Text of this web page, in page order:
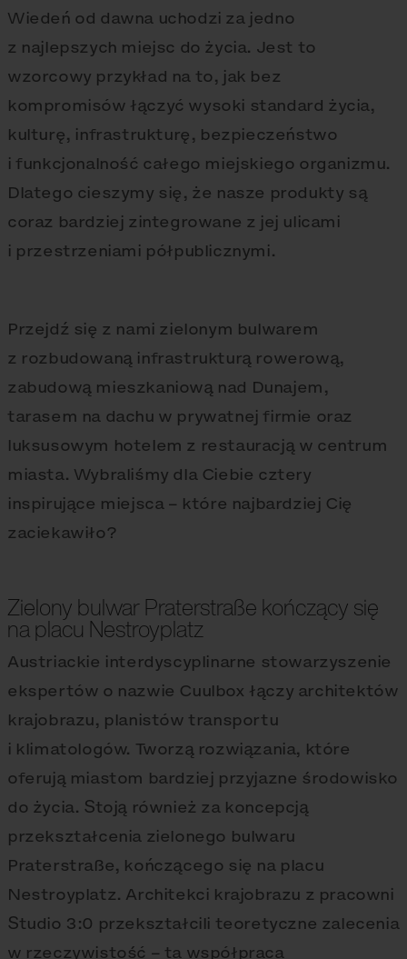
Wiedeń od dawna uchodzi za jedno
z najlepszych miejsc do życia. Jest to
wzorcowy przykład na to, jak bez
kompromisów łączyć wysoki standard życia,
kulturę, infrastrukturę, bezpieczeństwo
i funkcjonalność całego miejskiego organizmu.
Dlatego cieszymy się, że nasze produkty są
coraz bardziej zintegrowane z jej ulicami
i przestrzeniami półpublicznymi.
Przejdź się z nami zielonym bulwarem
z rozbudowaną infrastrukturą rowerową,
zabudową mieszkaniową nad Dunajem,
tarasem na dachu w prywatnej firmie oraz
luksusowym hotelem z restauracją w centrum
miasta. Wybraliśmy dla Ciebie cztery
inspirujące miejsca – które najbardziej Cię
zaciekawiło?
Zielony bulwar Praterstraße kończący się
na placu Nestroyplatz
Austriackie interdyscyplinarne stowarzyszenie
ekspertów o nazwie Cuulbox łączy architektów
krajobrazu, planistów transportu
i klimatologów. Tworzą rozwiązania, które
oferują miastom bardziej przyjazne środowisko
do życia. Stoją również za koncepcją
przekształcenia zielonego bulwaru
Praterstraße, kończącego się na placu
Nestroyplatz. Architekci krajobrazu z pracowni
Studio 3:0 przekształcili teoretyczne zalecenia
w rzeczywistość – ta współpraca